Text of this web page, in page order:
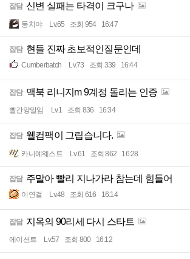
잡담 신변 실패는 타격이 크구나
뭉치야 Lv.65 조회 954 16:47
잡담 현들 진짜 초보적인질문인데
Cumberbatch Lv.73 조회 339 16:44
잡담 맥북 리니지m 9계정 돌리는 인증
빨간양말임 Lv.1 조회 836 16:34
잡담 웰컴팩이 그립습니다.
카니예웨스트 Lv.61 조회 862 16:28
잡담 주말아 빨리 지나가라 참는데 힘들어
이연걸 Lv.48 조회 616 16:14
잡담 지옥의 90리세 다시 스타트
에이션트 Lv.57 조회 800 16:12